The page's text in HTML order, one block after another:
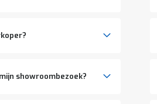
showroombezoek?